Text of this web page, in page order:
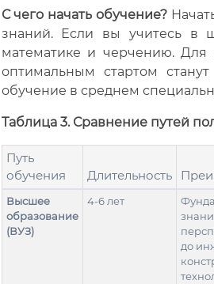
С чего начать обучение?
знаний. Если вы учитесь в
математике и черчению.
оптимальным стартом
обучение в среднем
Таблица 3. Сравнение путей
Путь
обучения
Длительность
Высшее
образование
(ВУЗ)
4-6 лет
до